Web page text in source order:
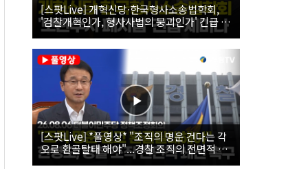
[스팟Live] 개혁신당·한국형사소송법학회,
'검찰개혁인가, 형사사법의 붕괴인가' 긴급 세
미나｜26.08.06
[스팟Live] *풀영상* "조직의 명운 건다는 각
오로 환골탈태 해야"...경찰 조직의 전면적 쇄
신 촉구한 한병도 | 26.08.06 더불어민주당 정